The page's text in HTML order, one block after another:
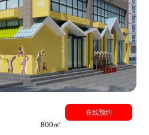
800㎡
在线预约